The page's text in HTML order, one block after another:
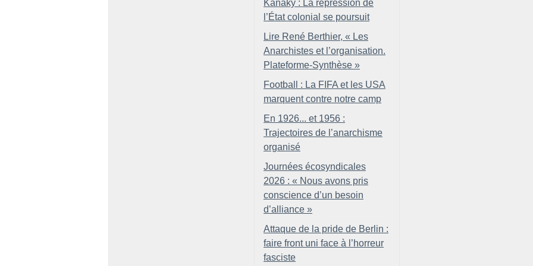
Kanaky : La répression de
l’État colonial se poursuit
Lire René Berthier, « Les
Anarchistes et l’organisation.
Plateforme-Synthèse »
Football : La FIFA et les USA
marquent contre notre camp
En 1926... et 1956 :
Trajectoires de l’anarchisme
organisé
Journées écosyndicales
2026 : « Nous avons pris
conscience d’un besoin
d’alliance »
Attaque de la pride de Berlin :
faire front uni face à l’horreur
fasciste